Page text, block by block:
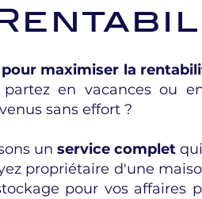
maximiser la
partez en vacances ou
sans effort ?
un service complet qui
propriétaire d'une
pour vos